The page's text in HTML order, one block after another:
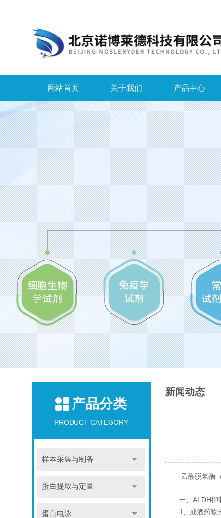
网站首页 关于我们 产品中心
产品分类
PRODUCT CATEGORY
样本采集与制备
蛋白提取与定量
蛋白电泳
新闻动态
乙醛脱氢酶（
一、ALDH抑
1、戒酒药物